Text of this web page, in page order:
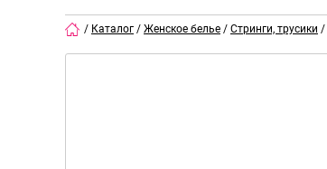
/ Каталог / Женское белье / Стринги, трусики /